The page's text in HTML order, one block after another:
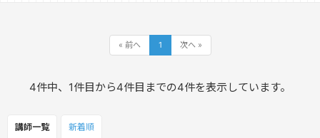
« 前へ 1 次へ »
4件中、1件目から4件目までの4件を表示しています。
講師一覧 新着順